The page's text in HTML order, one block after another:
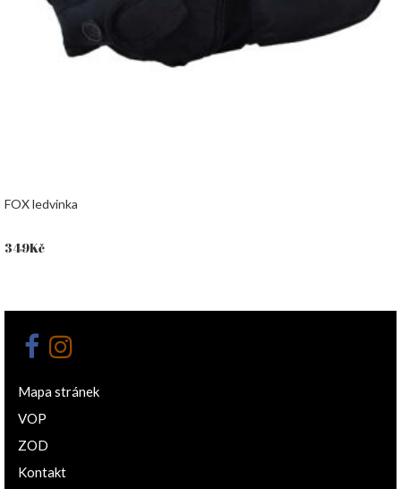
FOX ledvinka
349Kč
Mapa stránek
VOP
ZOD
Kontakt